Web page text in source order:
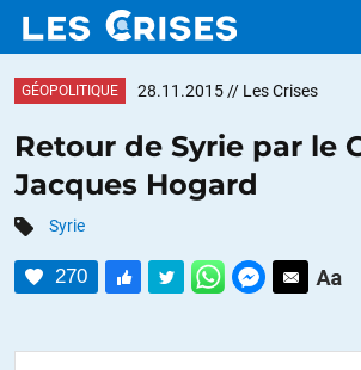
DOSSIERS
CATÉGORIES
GÉOPOLITIQUE 28.11.2015 // Les Crises
Retour de Syrie par le
Jacques Hogard
Syrie
270